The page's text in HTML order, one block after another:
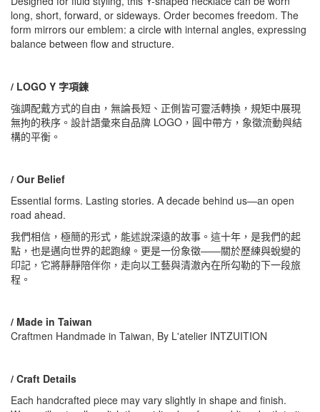
long, short, forward, or sideways. Order becomes freedom. The
form mirrors our emblem: a circle with internal angles, expressing
balance between flow and structure.
/ LOGO Y 字項鍊
強調配戴方式的自由，無論長短、正側皆可靈活轉換，規矩中展現
無拘的秩序。設計語彙來自品牌 LOGO，圓中帶方，象徵流動與結
構的平衡。
/ Our Belief
Essential forms. Lasting stories. A decade behind us—an open
road ahead.
我們相信，極簡的形式，能述說深遠的故事。這十年，是我們的起
點，也是邁向世界的起跑線。更是一份象徵——關於歷練與蛻變的
印記，它將靜靜陪伴你，走向以工藝與清澈內在所勾勒的下一段旅
程。
/ Made in Taiwan
Craftmen Handmade in Taiwan, By L'atelier INTZUITION
/ Craft Details
Each handcrafted piece may vary slightly in shape and finish.